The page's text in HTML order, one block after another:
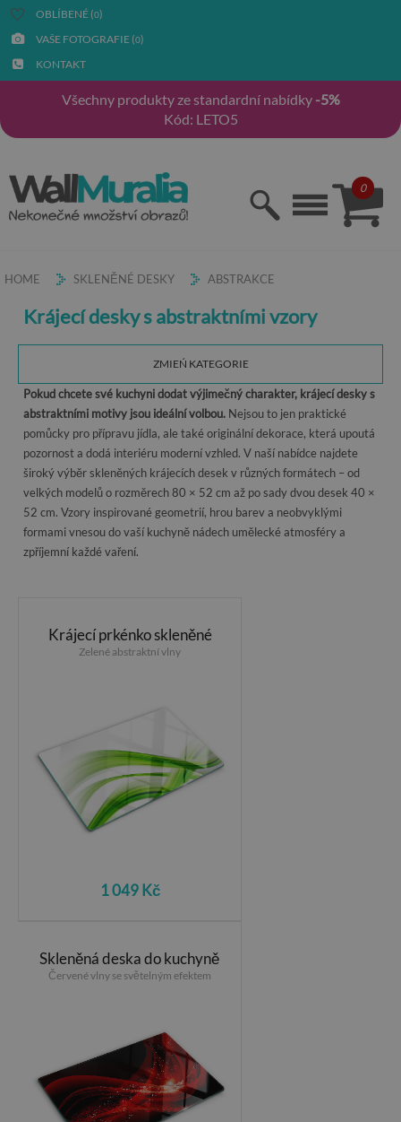
OBLÍBENÉ (0)
VAŠE FOTOGRAFIE (0)
KONTAKT
Všechny produkty ze standardní nabídky -5%
Kód: LETO5
0
HOME SKLENĚNÉ DESKY ABSTRAKCE
Krájecí desky s abstraktními vzory
ZMIEŃ KATEGORIE
Pokud chcete své kuchyni dodat výjimečný charakter, krájecí desky s
abstraktními motivy jsou ideální volbou. Nejsou to jen praktické
pomůcky pro přípravu jídla, ale také originální dekorace, která upoutá
pozornost a dodá interiéru moderní vzhled. V naší nabídce najdete
široký výběr skleněných krájecích desek v různých formátech – od
velkých modelů o rozměrech 80 × 52 cm až po sady dvou desek 40 ×
52 cm. Vzory inspirované geometrií, hrou barev a neobvyklými
formami vnesou do vaší kuchyně nádech umělecké atmosféry a
zpříjemní každé vaření.
Krájecí prkénko skleněné
Zelené abstraktní vlny
1 049 Kč
Skleněná deska do kuchyně
Červené vlny se světelným efektem